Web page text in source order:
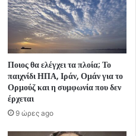
Ποιος θα ελέγχει τα πλοία; Το
παιχνίδι ΗΠΑ, Ιράν, Ομάν για το
Ορμούζ και η συμφωνία που δεν
έρχεται
9 ώρες ago